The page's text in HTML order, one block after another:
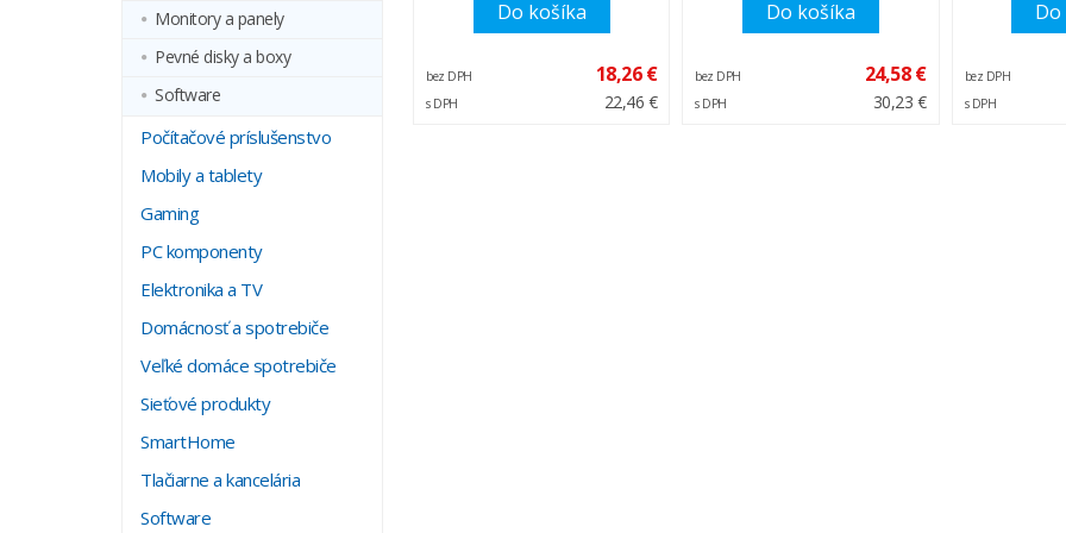
Monitory a panely
Pevné disky a boxy
Software
Počítačové príslušenstvo
Mobily a tablety
Gaming
PC komponenty
Elektronika a TV
Domácnosť a spotrebiče
Veľké domáce spotrebiče
Sieťové produkty
SmartHome
Tlačiarne a kancelária
Software
Do košíka
bez DPH 18,26 €
s DPH 22,46 €
Do košíka
bez DPH 24,58 €
s DPH 30,23 €
bez DPH
s DPH